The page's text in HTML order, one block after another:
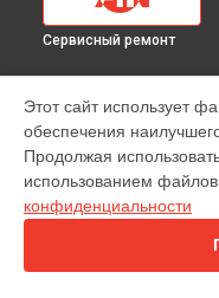
Сервисный ремонт
Цифровой бинокль
Тепловизионный
Лазерный дальномер
Цифровой прицел
Этот сайт использует
обеспечения
Продолжая
использованием файлов
конфиденциальности